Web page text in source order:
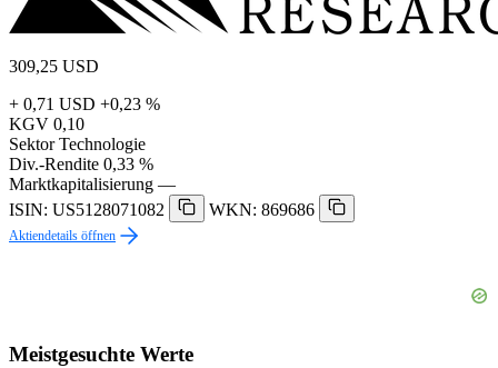
309,25 USD
+ 0,71 USD +0,23 %
KGV 0,10
Sektor Technologie
Div.-Rendite 0,33 %
Marktkapitalisierung —
ISIN: US5128071082
WKN: 869686
Aktiendetails öffnen
Meistgesuchte Werte